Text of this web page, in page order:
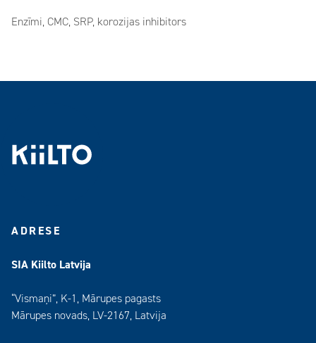
Enzīmi, CMC, SRP, korozijas inhibitors
ADRESE
SIA Kiilto Latvija
“Vismaņi”, K-1, Mārupes pagasts
Mārupes novads, LV-2167, Latvija